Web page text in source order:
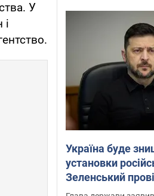
У
і
Україна буде
установки
Зеленський